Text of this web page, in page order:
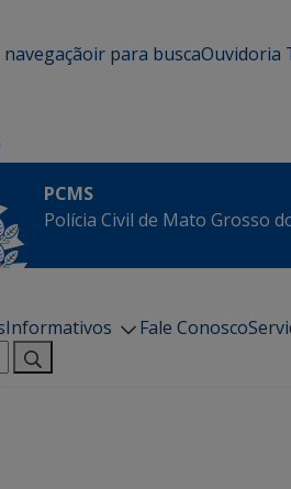
ir para buscaOuvidoria
PCMS
Polícia Civil de Mato Grosso
Informativos Fale Conosco